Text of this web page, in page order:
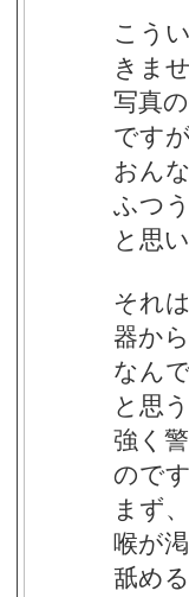
こう
きま
写真
ですが
おん
ふつ
と思
それ
器か
なん
と思
強く
のです
まず
喉が
舐め